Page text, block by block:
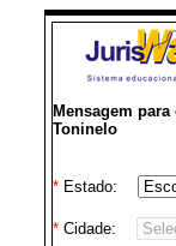
Mensagem
Toninelo
*Estado:
*Cidade: